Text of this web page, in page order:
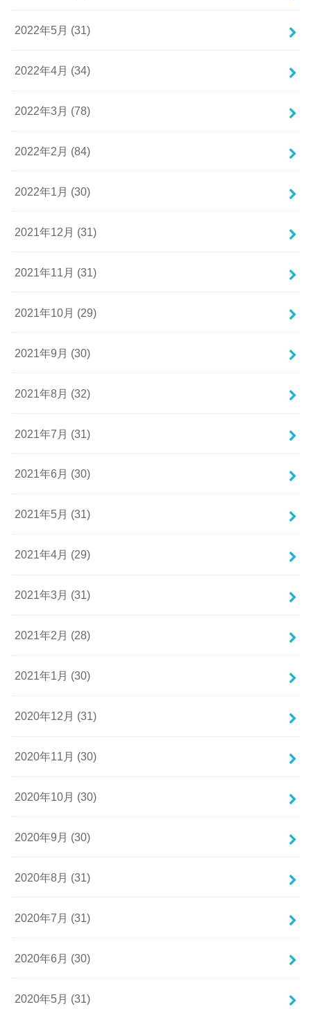
2022年5月 (31)
2022年4月 (34)
2022年3月 (78)
2022年2月 (84)
2022年1月 (30)
2021年12月 (31)
2021年11月 (31)
2021年10月 (29)
2021年9月 (30)
2021年8月 (32)
2021年7月 (31)
2021年6月 (30)
2021年5月 (31)
2021年4月 (29)
2021年3月 (31)
2021年2月 (28)
2021年1月 (30)
2020年12月 (31)
2020年11月 (30)
2020年10月 (30)
2020年9月 (30)
2020年8月 (31)
2020年7月 (31)
2020年6月 (30)
2020年5月 (31)